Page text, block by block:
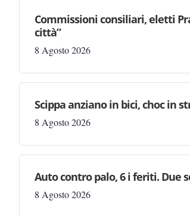
Commissioni consiliari, eletti
città”
8 Agosto 2026
Scippa anziano in bici, choc in
8 Agosto 2026
Auto contro palo, 6 i feriti. Due
8 Agosto 2026